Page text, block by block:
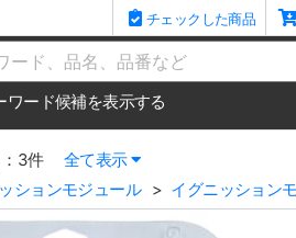
チェックした商品
ワード候補を表示する
3件
全て表示
ションモジュール イグニッション